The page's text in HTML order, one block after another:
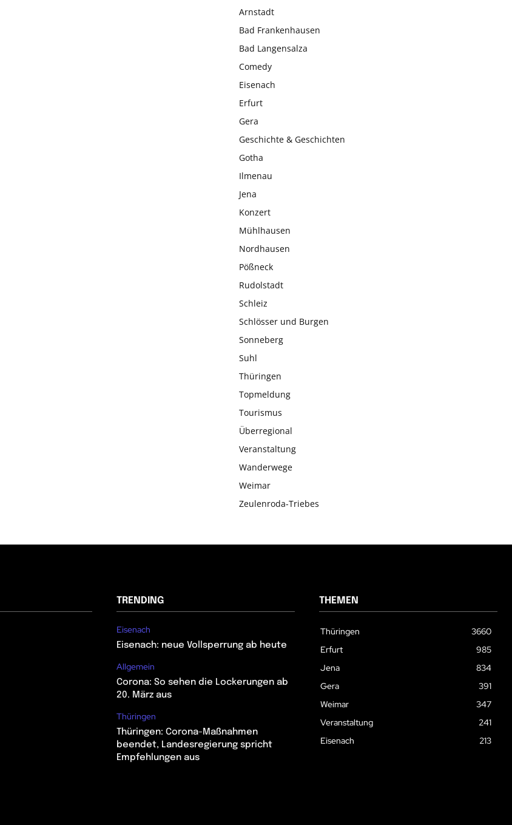
Arnstadt
Bad Frankenhausen
Bad Langensalza
Comedy
Eisenach
Erfurt
Gera
Geschichte & Geschichten
Gotha
Ilmenau
Jena
Konzert
Mühlhausen
Nordhausen
Pößneck
Rudolstadt
Schleiz
Schlösser und Burgen
Sonneberg
Suhl
Thüringen
Topmeldung
Tourismus
Überregional
Veranstaltung
Wanderwege
Weimar
Zeulenroda-Triebes
TRENDING
Eisenach
Eisenach: neue Vollsperrung ab heute
Allgemein
Corona: So sehen die Lockerungen ab
20. März aus
Thüringen
Thüringen: Corona-Maßnahmen
beendet, Landesregierung spricht
Empfehlungen aus
THEMEN
Thüringen
3660
Erfurt
985
Jena
834
Gera
391
Weimar
347
Veranstaltung
241
Eisenach
213